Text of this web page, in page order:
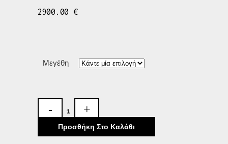
2900.00 €
Μεγέθη
Προσθήκη Στο Καλάθι